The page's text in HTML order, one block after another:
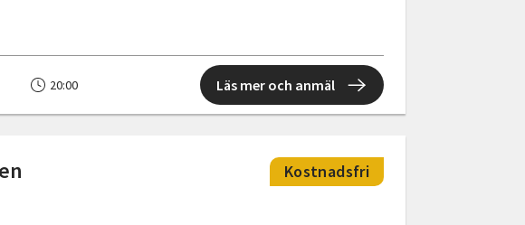
20:00 Läs mer och anmäl
Kostnadsfri